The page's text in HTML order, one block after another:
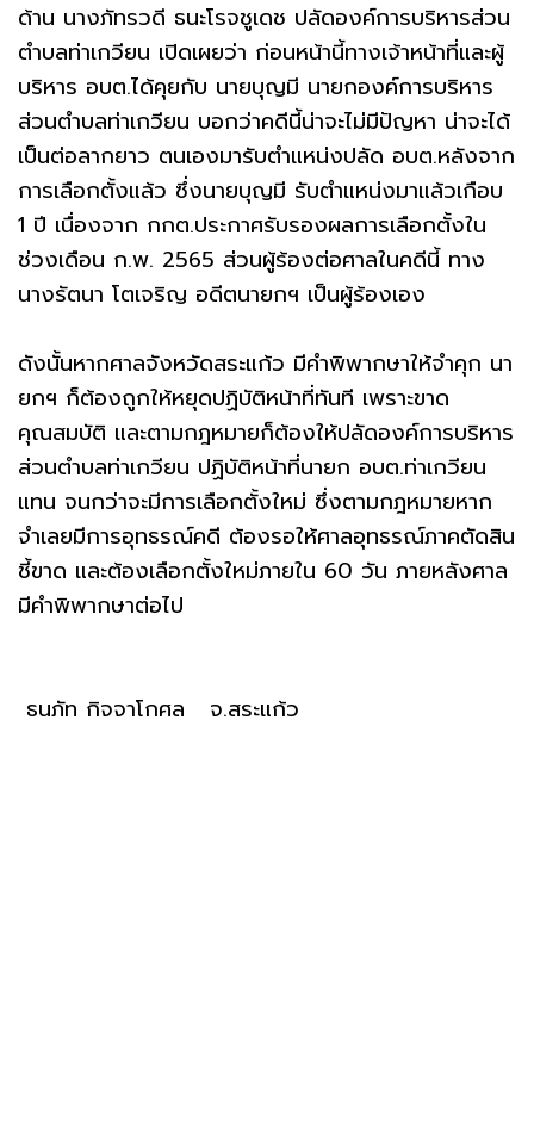
ด้าน นางภัทรวดี ธนะโรจชูเดช ปลัดองค์การบริหารส่วน
ตำบลท่าเกวียน เปิดเผยว่า ก่อนหน้านี้ทางเจ้าหน้าที่และผู้
บริหาร อบต.ได้คุยกับ นายบุญมี นายกองค์การบริหาร
ส่วนตำบลท่าเกวียน บอกว่าคดีนี้น่าจะไม่มีปัญหา น่าจะได้
เป็นต่อลากยาว ตนเองมารับตำแหน่งปลัด อบต.หลังจาก
การเลือกตั้งแล้ว ซึ่งนายบุญมี รับตำแหน่งมาแล้วเกือบ
1 ปี เนื่องจาก กกต.ประกาศรับรองผลการเลือกตั้งใน
ช่วงเดือน ก.พ. 2565 ส่วนผู้ร้องต่อศาลในคดีนี้ ทาง
นางรัตนา โตเจริญ อดีตนายกฯ เป็นผู้ร้องเอง
ดังนั้นหากศาลจังหวัดสระแก้ว มีคำพิพากษาให้จำคุก นา
ยกฯ ก็ต้องถูกให้หยุดปฏิบัติหน้าที่ทันที เพราะขาด
คุณสมบัติ และตามกฎหมายก็ต้องให้ปลัดองค์การบริหาร
ส่วนตำบลท่าเกวียน ปฏิบัติหน้าที่นายก อบต.ท่าเกวียน
แทน จนกว่าจะมีการเลือกตั้งใหม่ ซึ่งตามกฎหมายหาก
จำเลยมีการอุทธรณ์คดี ต้องรอให้ศาลอุทธรณ์ภาคตัดสิน
ชี้ขาด และต้องเลือกตั้งใหม่ภายใน 60 วัน ภายหลังศาล
มีคำพิพากษาต่อไป
ธนภัท กิจจาโกศล จ.สระแก้ว